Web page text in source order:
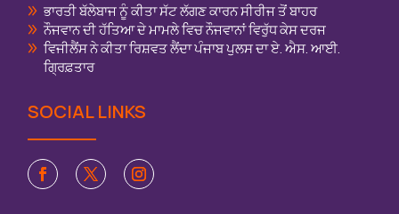
ਭਾਰਤੀ ਬੱਲੇਬਾਜ ਨੂੰ ਕੀਤਾ ਸੱਟ ਲੱਗਣ ਕਾਰਨ ਸੀਰੀਜ ਤੋਂ ਬਾਹਰ
ਨੌਜਵਾਨ ਦੀ ਹੱਤਿਆ ਦੇ ਮਾਮਲੇ ਵਿਚ ਨੌਜਵਾਨਾਂ ਵਿਰੁੱਧ ਕੇਸ ਦਰਜ
ਵਿਜੀਲੈਂਸ ਨੇ ਕੀਤਾ ਰਿਸ਼ਵਤ ਲੈਂਦਾ ਪੰਜਾਬ ਪੁਲਸ ਦਾ ਏ. ਐਸ. ਆਈ.
ਗ੍ਰਿਫ਼ਤਾਰ
SOCIAL LINKS